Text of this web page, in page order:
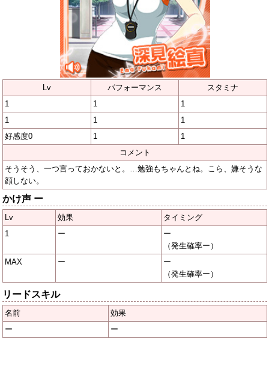
Lv パフォーマンス
スタミナ
1
1
1
1
1
1
好感度0
1
1
コメント
そうそう、一つ言っておかないと。…勉強もちゃんとね。こら、嫌そうな
顔しない。
かけ声 ー
Lv 効果
タイミング
1
ー
ー
（発生確率ー）
MAX
ー
ー
（発生確率ー）
リードスキル
名前
効果
ー
ー